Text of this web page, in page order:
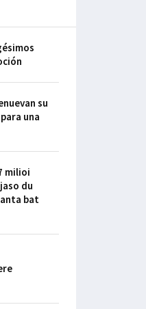
su
una
milioi
du
bat